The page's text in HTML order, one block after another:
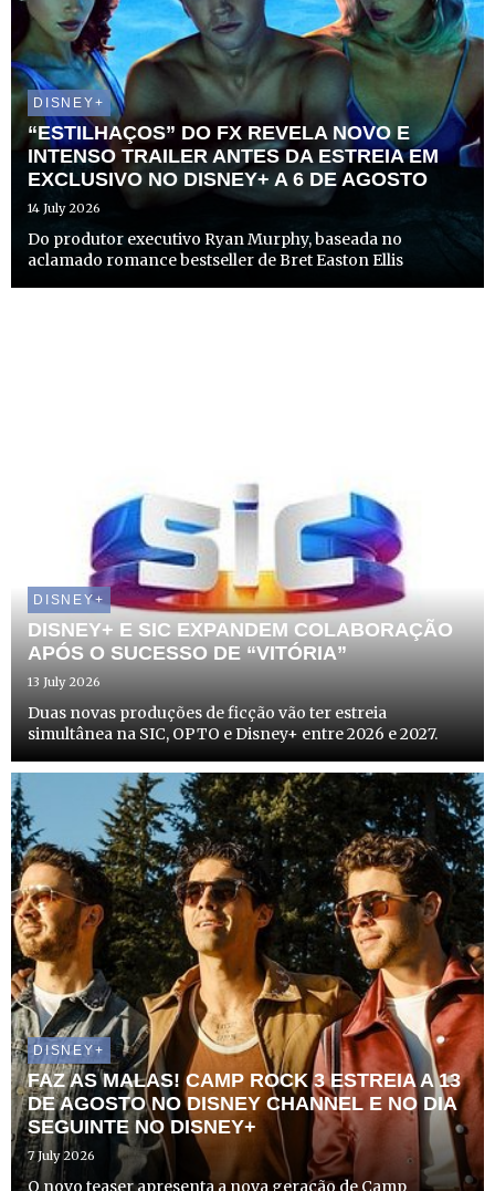
DISNEY+
“ESTILHAÇOS” DO FX REVELA NOVO E
INTENSO TRAILER ANTES DA ESTREIA EM
EXCLUSIVO NO DISNEY+ A 6 DE AGOSTO
14 July 2026
Do produtor executivo Ryan Murphy, baseada no
aclamado romance bestseller de Bret Easton Ellis
DISNEY+
DISNEY+ E SIC EXPANDEM COLABORAÇÃO
APÓS O SUCESSO DE “VITÓRIA”
13 July 2026
Duas novas produções de ficção vão ter estreia
simultânea na SIC, OPTO e Disney+ entre 2026 e 2027.
DISNEY+
FAZ AS MALAS! CAMP ROCK 3 ESTREIA A 13
DE AGOSTO NO DISNEY CHANNEL E NO DIA
SEGUINTE NO DISNEY+
7 July 2026
O novo teaser apresenta a nova geração de Camp